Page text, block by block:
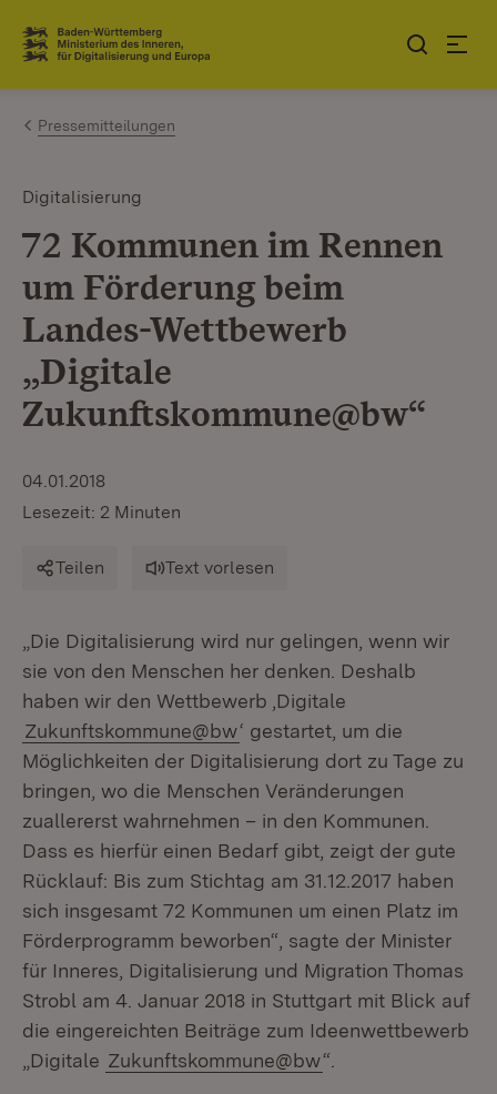
Zum Inhalt springen
Link zur Startseite
Pressemitteilungen
Digitalisierung
72 Kommunen im Rennen
um Förderung beim
Landes-Wettbewerb
„Digitale
Zukunftskommune@bw“
04.01.2018
Lesezeit: 2 Minuten
Teilen Text vorlesen
„Die Digitalisierung wird nur gelingen, wenn wir
sie von den Menschen her denken. Deshalb
haben wir den Wettbewerb ‚Digitale
Zukunftskommune@bw‘ gestartet, um die
Möglichkeiten der Digitalisierung dort zu Tage zu
bringen, wo die Menschen Veränderungen
zuallererst wahrnehmen – in den Kommunen.
Dass es hierfür einen Bedarf gibt, zeigt der gute
Rücklauf: Bis zum Stichtag am 31.12.2017 haben
sich insgesamt 72 Kommunen um einen Platz im
Förderprogramm beworben“, sagte der Minister
für Inneres, Digitalisierung und Migration Thomas
Strobl am 4. Januar 2018 in Stuttgart mit Blick auf
die eingereichten Beiträge zum Ideenwettbewerb
„Digitale Zukunftskommune@bw“.